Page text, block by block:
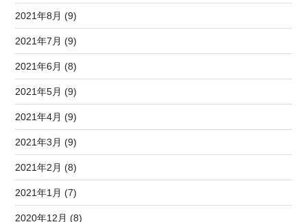
2021年8月 (9)
2021年7月 (9)
2021年6月 (8)
2021年5月 (9)
2021年4月 (9)
2021年3月 (9)
2021年2月 (8)
2021年1月 (7)
2020年12月 (8)